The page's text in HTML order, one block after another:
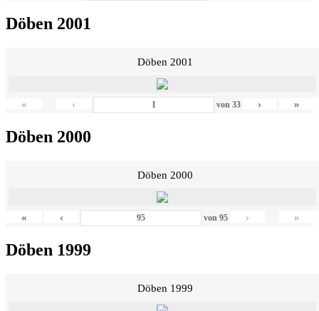
Döben 2001
Döben 2001
« ‹ von 33 › »
Döben 2000
Döben 2000
« ‹ von95 › »
Döben 1999
Döben 1999